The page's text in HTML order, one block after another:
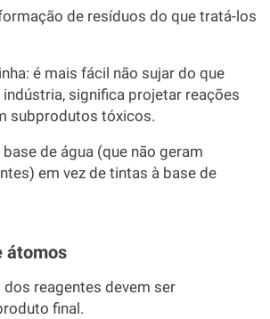
de resíduos do que tratá-los
é mais fácil não sujar do que
significa projetar reações
subprodutos tóxicos.
de água (que não geram
em vez de tintas à base de
átomos
reagentes devem ser
final.